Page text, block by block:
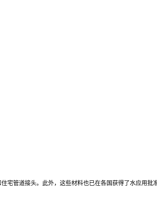
宅管道接头。此外，这些材料也已在各国获得了水应用批